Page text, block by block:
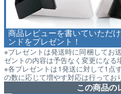
商品レビューを書いていただ
ンドをプレゼント！
※プレゼントは発送時に同梱してお
ゼントの内容は予告なく変更になる
※各プレゼントは1発送に対して1点
の数に応じて増やす対応は行ってお
この商品の